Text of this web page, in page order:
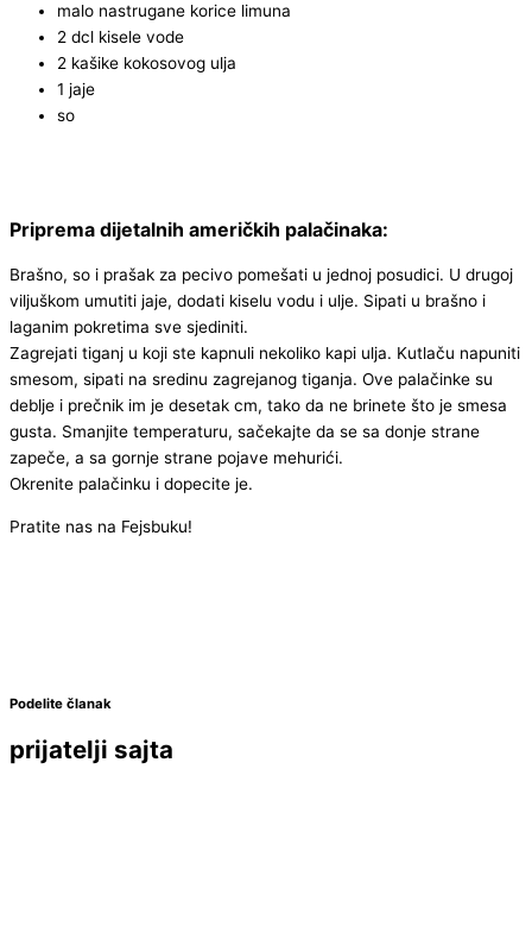
malo nastrugane korice limuna
2 dcl kisele vode
2 kašike kokosovog ulja
1 jaje
so
Priprema dijetalnih američkih palačinaka:
Brašno, so i prašak za pecivo pomešati u jednoj posudici. U drugoj
viljuškom umutiti jaje, dodati kiselu vodu i ulje. Sipati u brašno i
laganim pokretima sve sjediniti.
Zagrejati tiganj u koji ste kapnuli nekoliko kapi ulja. Kutlaču napuniti
smesom, sipati na sredinu zagrejanog tiganja. Ove palačinke su
deblje i prečnik im je desetak cm, tako da ne brinete što je smesa
gusta. Smanjite temperaturu, sačekajte da se sa donje strane
zapeče, a sa gornje strane pojave mehurići.
Okrenite palačinku i dopecite je.
Pratite nas na Fejsbuku!
Podelite članak
prijatelji sajta